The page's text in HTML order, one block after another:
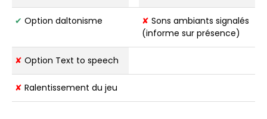
✔ Option daltonisme ✘ Sons ambiants signalés
(informe sur présence)
✘ Option Text to speech
✘ Ralentissement du jeu